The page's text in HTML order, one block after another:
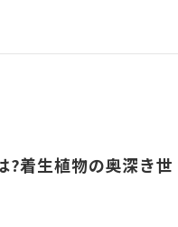
?着生植物の奥深き世